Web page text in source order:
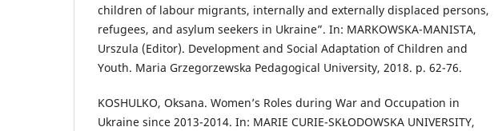
children of labour migrants, internally and externally displaced persons,
refugees, and asylum seekers in Ukraine”. In: MARKOWSKA-MANISTA,
Urszula (Editor). Development and Social Adaptation of Children and
Youth. Maria Grzegorzewska Pedagogical University, 2018. p. 62-76.
KOSHULKO, Oksana. Women’s Roles during War and Occupation in
Ukraine since 2013-2014. In: MARIE CURIE-SKŁODOWSKA UNIVERSITY,